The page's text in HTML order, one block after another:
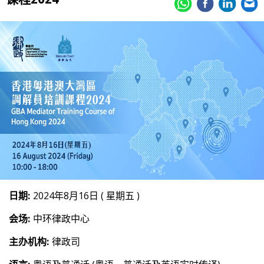
日期: 2024年8月16日 ( 星期五 )
会场: 中环律政中心
主办机构: 律政司